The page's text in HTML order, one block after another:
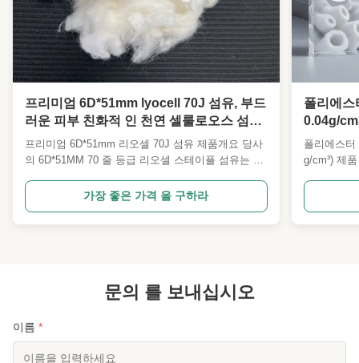
프리미엄 6D*51mm lyocell 70J 섬유, 부드
러운 피부 친화적 인 천연 셀룰로오스 섬유
원자재 의류 침대 의류 제조
프리미엄 6D*51mm 리오셀 70J 섬유 제품개요 당사
의 6D*51MM 70 줄 등급 리오셀 스테이플 섬유는 재
친환경 셀룰로오스 섬유입니다. 표준 70J의 안정적
인 인성, 완벽한 6D 섬도 및 51MM 산업용 공통 길이
를 갖춘 이 리오셀 섬유는 환경 보호, 편안함, 실용성
잠옷, 속옷, 스포츠웨어, 가을 겨울 두꺼운 니트 원단
가장 좋은 가격 을 구하라
폴리에스
0.04g/
량 및
폴리에스
g/cm³) 제
능하고 내
제공하여
문의 를 보내십시오
이름 *